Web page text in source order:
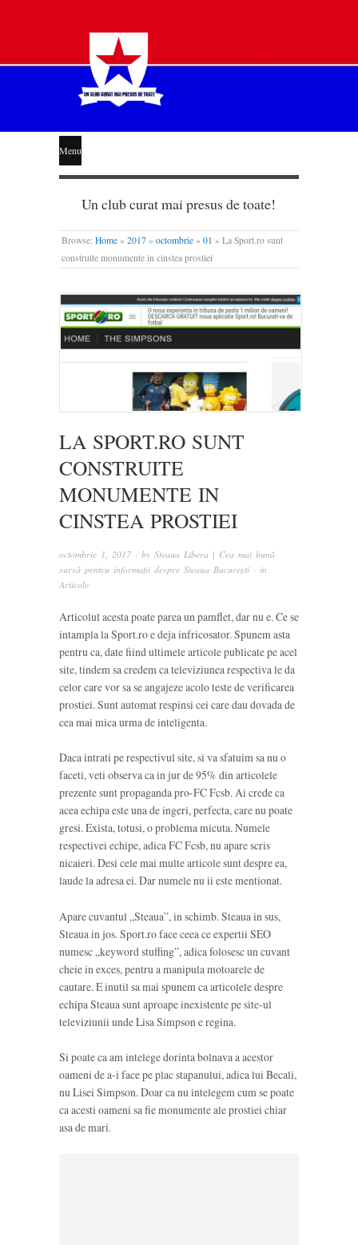
STEAUA
LIBERĂ
Menu
Un club curat mai presus de toate!
Browse: Home » 2017 » octombrie » 01 » La Sport.ro sunt
construite monumente in cinstea prostiei
LA SPORT.RO SUNT
CONSTRUITE
MONUMENTE IN
CINSTEA PROSTIEI
octombrie 1, 2017 · by Steaua Libera | Cea mai bună
sursă pentru informații despre Steaua București · in
Articole
Articolul acesta poate parea un pamflet, dar nu e. Ce se
intampla la Sport.ro e deja infricosator. Spunem asta
pentru ca, date fiind ultimele articole publicate pe acel
site, tindem sa credem ca televiziunea respectiva le da
celor care vor sa se angajeze acolo teste de verificarea
prostiei. Sunt automat respinsi cei care dau dovada de
cea mai mica urma de inteligenta.
Daca intrati pe respectivul site, si va sfatuim sa nu o
faceti, veti observa ca in jur de 95% din articolele
prezente sunt propaganda pro-FC Fcsb. Ai crede ca
acea echipa este una de ingeri, perfecta, care nu poate
gresi. Exista, totusi, o problema micuta. Numele
respectivei echipe, adica FC Fcsb, nu apare scris
nicaieri. Desi cele mai multe articole sunt despre ea,
laude la adresa ei. Dar numele nu ii este mentionat.
Apare cuvantul „Steaua”, in schimb. Steaua in sus,
Steaua in jos. Sport.ro face ceea ce expertii SEO
numesc „keyword stuffing”, adica folosesc un cuvant
cheie in exces, pentru a manipula motoarele de
cautare. E inutil sa mai spunem ca articolele despre
echipa Steaua sunt aproape inexistente pe site-ul
televiziunii unde Lisa Simpson e regina.
Si poate ca am intelege dorinta bolnava a acestor
oameni de a-i face pe plac stapanului, adica lui Becali,
nu Lisei Simpson. Doar ca nu intelegem cum se poate
ca acesti oameni sa fie monumente ale prostiei chiar
asa de mari.